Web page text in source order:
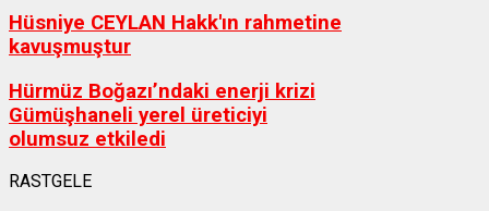
Hüsniye CEYLAN Hakk'ın rahmetine
kavuşmuştur
Hürmüz Boğazı’ndaki enerji krizi
Gümüşhaneli yerel üreticiyi
olumsuz etkiledi
RASTGELE